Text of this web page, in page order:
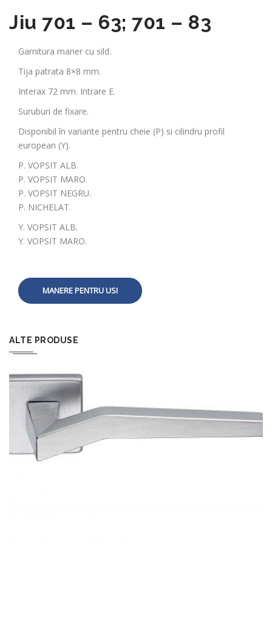
Jiu 701 – 63; 701 – 83
Garnitura maner cu sild.
Tija patrata 8×8 mm.
Interax 72 mm. Intrare E.
Suruburi de fixare.
Disponibil în variante pentru cheie (P) si cilindru profil
european (Y).
P. VOPSIT ALB.
P. VOPSIT MARO.
P. VOPSIT NEGRU.
P. NICHELAT.
Y. VOPSIT ALB.
Y. VOPSIT MARO.
MANERE PENTRU USI
ALTE PRODUSE